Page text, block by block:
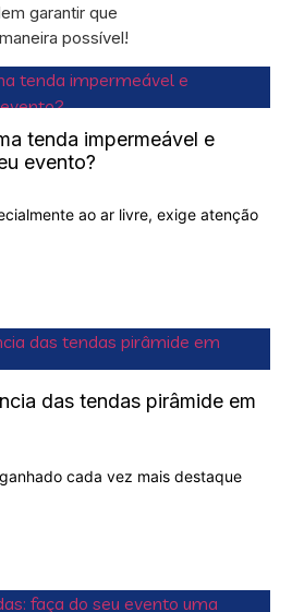
garantir que
possível!
tenda impermeável e
evento?
ao ar livre, exige atenção
das tendas pirâmide em
cada vez mais destaque